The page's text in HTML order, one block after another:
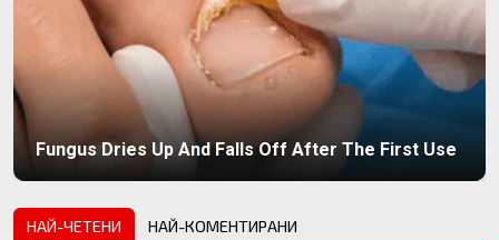
Fungus Dries Up And Falls Off After The First Use
НАЙ-ЧЕТЕНИ НАЙ-КОМЕНТИРАНИ